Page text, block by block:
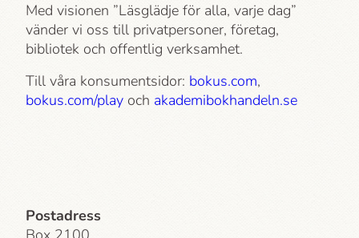
Med visionen ”Läsglädje för alla, varje dag”
vänder vi oss till privatpersoner, företag,
bibliotek och offentlig verksamhet.
Till våra konsumentsidor: bokus.com,
bokus.com/play och akademi­bokhandeln.se
Postadress